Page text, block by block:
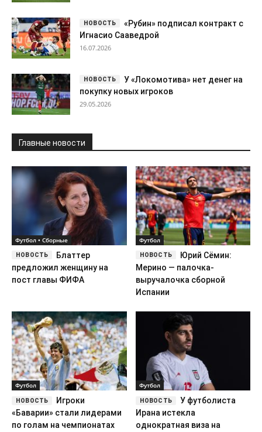
«Рубин» подписал контракт с
Игнасио Сааведрой
16.07.2026
У «Локомотива» нет денег на
покупку новых игроков
29.05.2026
Главные новости
Футбол • Сборные
Блаттер
предложил женщину на
пост главы ФИФА
Футбол
Юрий Сёмин:
Мерино — палочка-
выручалочка сборной
Испании
Футбол
Игроки
«Баварии» стали лидерами
по голам на чемпионатах
Футбол
У футболиста
Ирана истекла
однократная виза на